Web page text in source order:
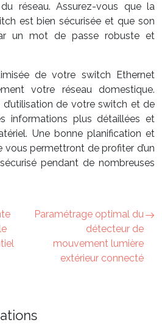
réseau. Assurez-vous que la
est bien sécurisée et que son
un mot de passe robuste et
de votre switch Ethernet
votre réseau domestique.
de votre switch et de
informations plus détaillées et
Une bonne planification et
vous permettront de profiter d’un
pendant de nombreuses
Paramétrage optimal du
détecteur de
mouvement lumière
extérieur connecté